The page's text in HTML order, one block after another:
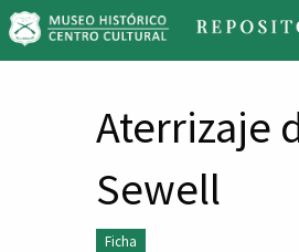
Aterrizaje
Sewell
Ficha